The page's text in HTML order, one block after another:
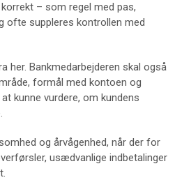
– som regel med pas,
ofte suppleres kontrollen med
her. Bankmedarbejderen skal også
formål med kontoen og
kunne vurdere, om kundens
og årvågenhed, når der for
usædvanlige indbetalinger